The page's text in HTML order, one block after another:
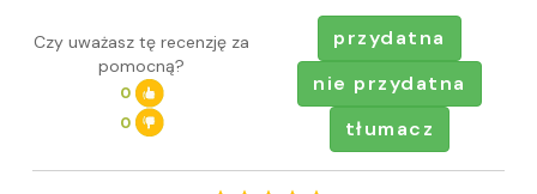
Czy uważasz tę recenzję za
pomocną?
0
0
przydatna
nie przydatna
tłumacz